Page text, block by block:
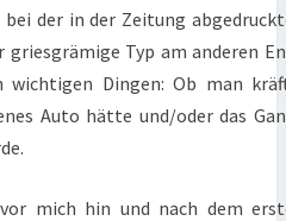
der in der Zeitung
griesgrämige Typ am anderen
Dingen: Ob man
Auto hätte und/oder das
mich hin und nach dem